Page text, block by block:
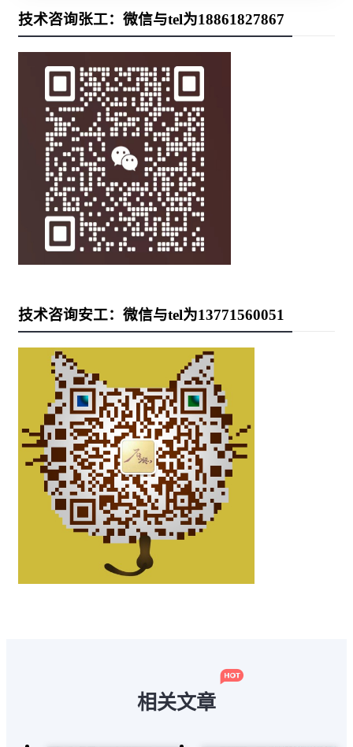
技术咨询张工：微信与tel为18861827867
技术咨询安工：微信与tel为13771560051
相关文章